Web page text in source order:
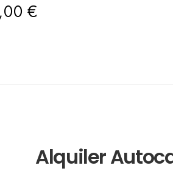
€
Alquiler